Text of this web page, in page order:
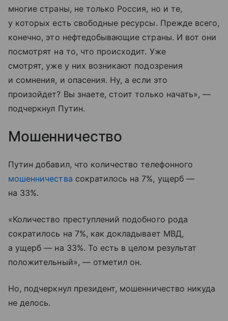
многие страны, не только Россия, но и те,
у которых есть свободные ресурсы. Прежде всего,
конечно, это нефтедобывающие страны. И вот они
посмотрят на то, что происходит. Уже
смотрят, уже у них возникают подозрения
и сомнения, и опасения. Ну, а если это
произойдет? Вы знаете, стоит только начать», —
подчеркнул Путин.
Мошенничество
Путин добавил, что количество телефонного
мошенничества сократилось на 7%, ущерб —
на 33%.
«Количество преступлений подобного рода
сократилось на 7%, как докладывает МВД,
а ущерб — на 33%. То есть в целом результат
положительный», — отметил он.
Но, подчеркнул президент, мошенничество никуда
не делось.